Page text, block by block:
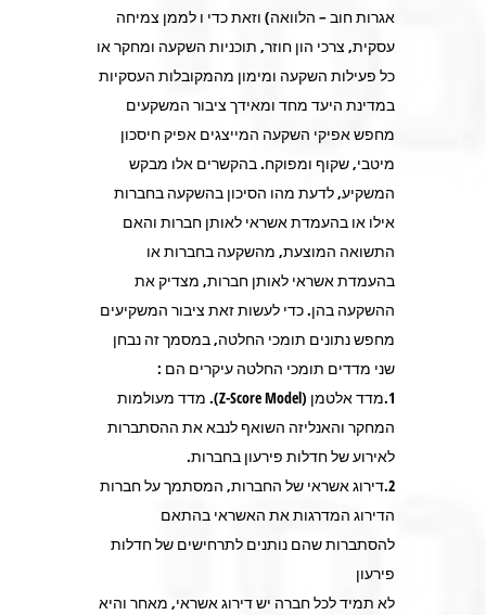
אגרות חוב – הלוואה) וזאת כדי ו לממן צמיחה
עסקית, צרכי הון חוזר, תוכניות השקעה ומחקר או
כל פעילות השקעה ומימון מהמקובלות העסקיות
במדינת היעד מחד ומאידך ציבור המשקעים
מחפש אפיקי השקעה המייצגים אפיק חיסכון
מיטבי, שקוף ומפוקח. בהקשרים אלו מבקש
המשקיע, לדעת מהו הסיכון בהשקעה בחברות
אילו או בהעמדת אשראי לאותן חברות והאם
התשואה המוצעת, מהשקעה בחברות או
בהעמדת אשראי לאותן חברות, מצדיק את
ההשקעה בהן. כדי לעשות זאת ציבור המשקיעים
מחפש נתונים תומכי החלטה, במסמך זה נבחן
שני מדדים תומכי החלטה עיקרים הם :
1.מדד אלטמן (Z-Score Model). מדד מעולמות
המחקר והאנליזה השואף לנבא את ההסתברות
לאירוע של חדלות פירעון בחברות.
2.דירוג אשראי של החברות, המסתמך על חברות
הדירוג המדרגות את האשראי בהתאם
להסתברות שהם נותנים לתרחישים של חדלות
פירעון
לא תמיד לכל חברה יש דירוג אשראי, מאחר והיא